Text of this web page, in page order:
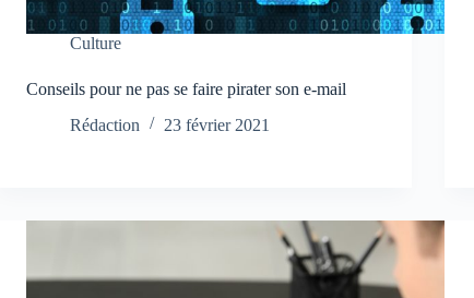
Culture
Conseils pour ne pas se faire pirater son e-mail
Rédaction
23 février 2021